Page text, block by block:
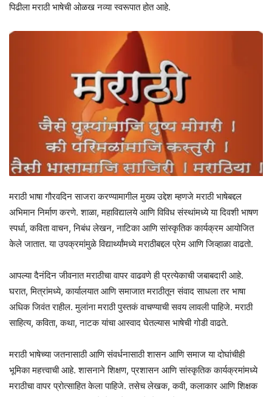
पिढीला मराठी भाषेची ओळख नव्या स्वरूपात होत आहे.
मराठी भाषा गौरवदिन साजरा करण्यामागील मुख्य उद्देश म्हणजे मराठी भाषेबद्दल
अभिमान निर्माण करणे. शाळा, महाविद्यालये आणि विविध संस्थांमध्ये या दिवशी भाषण
स्पर्धा, कविता वाचन, निबंध लेखन, नाटिका आणि सांस्कृतिक कार्यक्रम आयोजित
केले जातात. या उपक्रमांमुळे विद्यार्थ्यांमध्ये मराठीबद्दल प्रेम आणि जिव्हाळा वाढतो.
आपल्या दैनंदिन जीवनात मराठीचा वापर वाढवणे ही प्रत्येकाची जबाबदारी आहे.
घरात, मित्रांमध्ये, कार्यालयात आणि समाजात मराठीतून संवाद साधला तर भाषा
अधिक जिवंत राहील. मुलांना मराठी पुस्तकं वाचण्याची सवय लावली पाहिजे. मराठी
साहित्य, कविता, कथा, नाटक यांचा आस्वाद घेतल्यास भाषेची गोडी वाढते.
मराठी भाषेच्या जतनासाठी आणि संवर्धनासाठी शासन आणि समाज या दोघांचीही
भूमिका महत्त्वाची आहे. शासनाने शिक्षण, प्रशासन आणि सांस्कृतिक कार्यक्रमांमध्ये
मराठीचा वापर प्रोत्साहित केला पाहिजे. तसेच लेखक, कवी, कलाकार आणि शिक्षक